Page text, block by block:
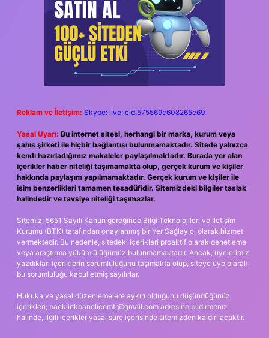
Reklam ve İletişim: Skype: live:.cid.575569c608265c69
Yasal Uyarı: Bu internet sitesi, herhangi bir marka, kurum veya
şahıs şirketi ile hiçbir bağlantısı bulunmamaktadır. Sitede yalnızca
kendi hazırladığımız makaleler paylaşılmaktadır. Burada yer alan
içerikler haber niteliği taşımamakta olup, gerçek kurum ve kişiler
hakkında paylaşım yapılmamaktadır. Gerçek kurum ve kişiler ile
isim benzerlikleri tamamen tesadüfidir. Sitemizdeki bilgiler taslak
halindedir ve tavsiye niteliği taşımazlar.
Sitemiz, 5651 Sayılı Kanun gereğince Bilgi Teknolojileri ve İletişim
Kurumu (BTK) tarafından onaylanmış bir Yer Sağlayıcı olarak hizmet
vermektedir. Bu nedenle, sitedeki içerikleri proaktif olarak denetleme
veya araştırma yükümlülüğümüz bulunmamaktadır. Ancak, üyelerimiz
yazdıkları içeriklerin sorumluluğunu taşımakta olup, siteye üye olarak
bu sorumluluğu kabul etmiş sayılırlar.
Hukuka ve yasal düzenlemelere aykırı olduğunu düşündüğünüz
içerikleri, backlinkpanelicomtr@gmail.com adresine bildirmeniz
halinde, ilgili içerikler yasal süre içerisinde sitemizden kaldırılacaktır.